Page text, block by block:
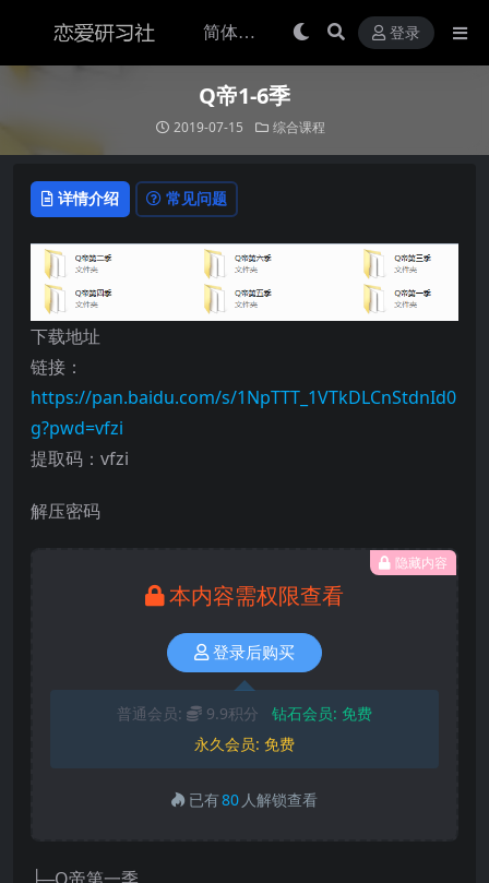
登录
Q帝1-6季
2019-07-15 综合课程
详情介绍 常见问题
下载地址
链接：
https://pan.baidu.com/s/1NpTTT_1VTkDLCnStdnId0
g?pwd=vfzi
提取码：vfzi
解压密码
隐藏内容
本内容需权限查看
登录后购买
普通会员: 9.9积分 钻石会员: 免费
永久会员: 免费
已有80 人解锁查看